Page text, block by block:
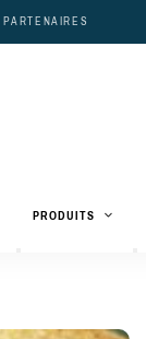
PARTENAIRES
PRODUITS